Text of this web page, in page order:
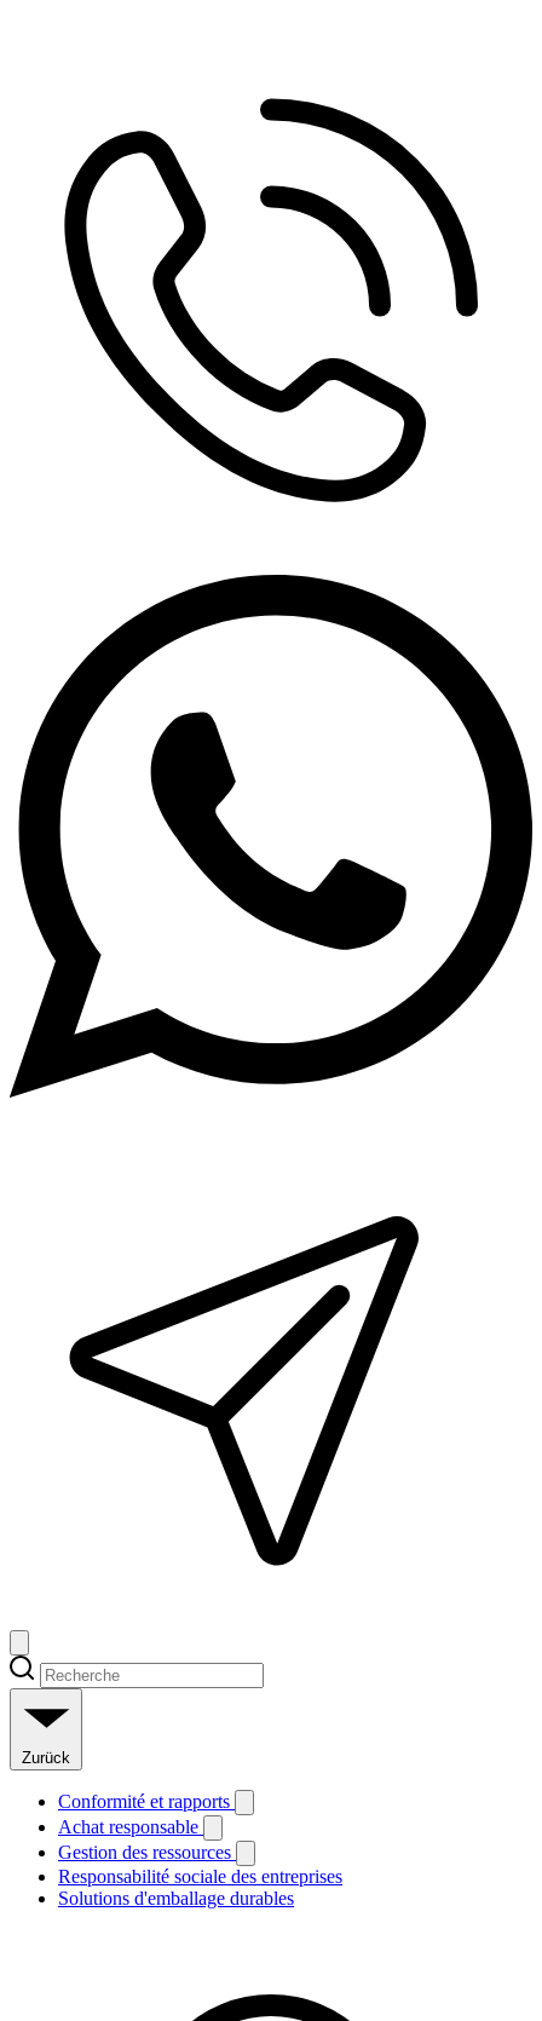
Zurück
Conformité et rapports
Achat responsable
Gestion des ressources
Responsabilité sociale des entreprises
Solutions d'emballage durables